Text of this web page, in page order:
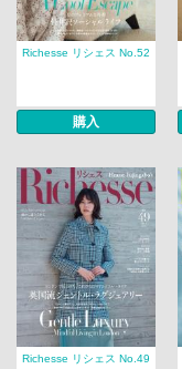
Richesse リシェス No.52
購入
Richesse リシェス No.49